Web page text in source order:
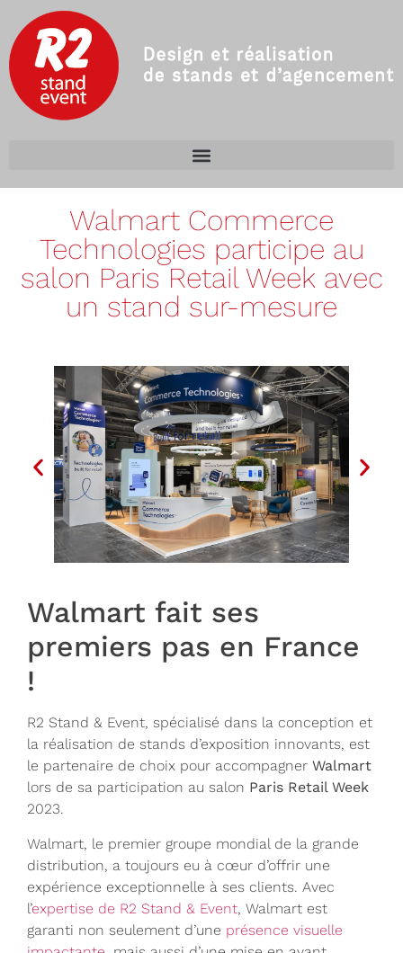
Walmart Commerce
Technologies participe au
salon Paris Retail Week avec
un stand sur-mesure
Walmart fait ses
premiers pas en France
!
R2 Stand & Event, spécialisé dans la conception et
la réalisation de stands d’exposition innovants, est
le partenaire de choix pour accompagner Walmart
lors de sa participation au salon Paris Retail Week
2023.
Walmart, le premier groupe mondial de la grande
distribution, a toujours eu à cœur d’offrir une
expérience exceptionnelle à ses clients. Avec
l’expertise de R2 Stand & Event, Walmart est
garanti non seulement d’une présence visuelle